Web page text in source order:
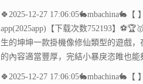
🍀2025-12-27 17:06:05🐇mbachina🐇
app(2025app)【下载次数752193】
生的坤坤一款掛機像修仙類型的遊戲
的內容適當豐厚，完結小暴戾恣睢也
🍀2025-12-27 17:06:05🐇mbachina🐇